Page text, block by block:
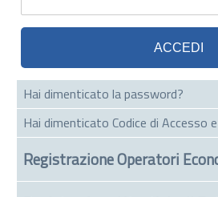
Hai dimenticato la password?
Hai dimenticato Codice di Accesso
Registrazione Operatori